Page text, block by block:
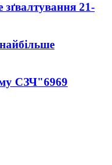
зґвалтування 21-
СЗЧ"6969